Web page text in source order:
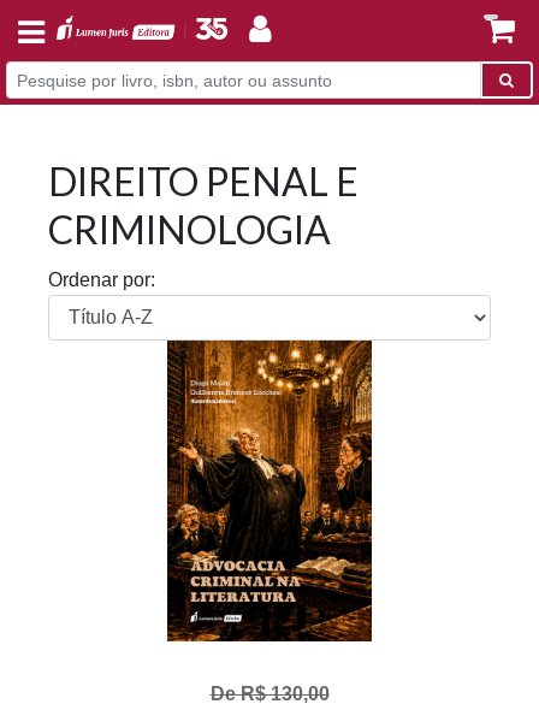
DIREITO PENAL E
CRIMINOLOGIA
Ordenar por:
De R$ 130,00